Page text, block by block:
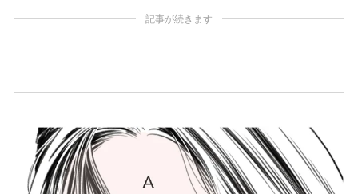
記事が続きます